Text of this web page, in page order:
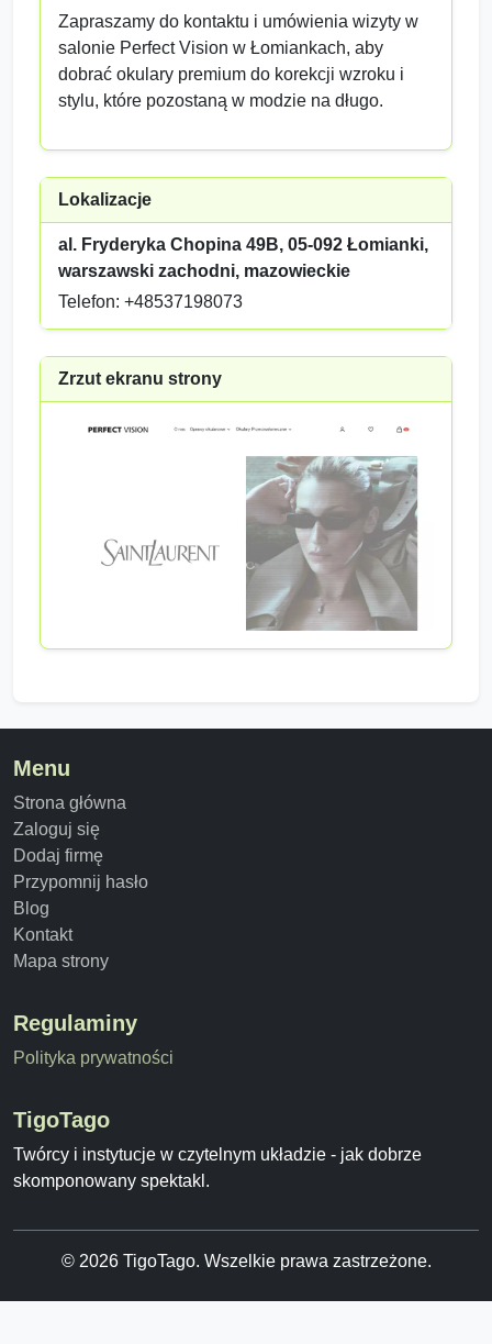
Zapraszamy do kontaktu i umówienia wizyty w
salonie Perfect Vision w Łomiankach, aby
dobrać okulary premium do korekcji wzroku i
stylu, które pozostaną w modzie na długo.
Lokalizacje
al. Fryderyka Chopina 49B, 05-092 Łomianki,
warszawski zachodni, mazowieckie
Telefon: +48537198073
Zrzut ekranu strony
Menu
Strona główna
Zaloguj się
Dodaj firmę
Przypomnij hasło
Blog
Kontakt
Mapa strony
Regulaminy
Polityka prywatności
TigoTago
Twórcy i instytucje w czytelnym układzie - jak dobrze
skomponowany spektakl.
© 2026 TigoTago. Wszelkie prawa zastrzeżone.